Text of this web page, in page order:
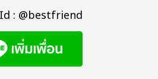
: @bestfriend